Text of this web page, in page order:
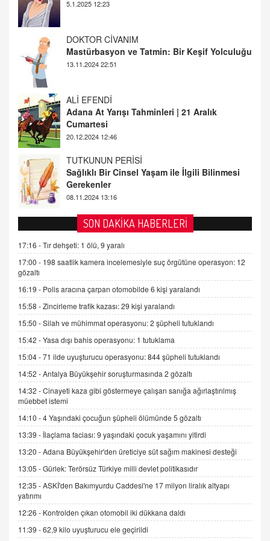
13.11.2024 22:51
ALİ EFENDİ
Adana At Yarışı Tahminleri | 21 Aralık
Cumartesi
TUTKUNUN PERİSİ
Sağlıklı Bir Cinsel Yaşam ile İlgili Bilinmesi
Gerekenler
08.11.2024 13:16
FARUK ÖNALAN
Tezkere Onaylanmasaydı…
2 Kasım 2021 Salı 00:11
AV. DOĞAN CAN DOĞAN
Kişisel verilerin korunması ve dijital hukukun
gelişimi
SEHER EREK
Kış Ayları Geldi, Hangi Önlemler Alınmalı?
9.12.2025 10:11
İNCİ GÜL AKÖL
Trump Keşke Adana'yı da Ziyaret Etse...
06.07.2026 13:00
ADEM AKÖL
Esed Destekçilerinin Yüzüne Vurulan Şamar:
Sednaya
11.12.2024 12:30
DR. EKREM ASLAN
Gerçek Ne, Algı Ne? "Beraber Yürüyoruz"
Cümlesinin Peşinden
GÖNÜL MENEKŞE
Şifacının Yolu
SON DAKİKA HABERLERİ
17:16 -Tır dehşeti: 1 ölü, 9 yaralı
17:00 - 198 saatlik kamera incelemesiyle suç örgütüne operasyon: 12
gözaltı
16:19 - Polis aracına çarpan otomobilde 6 kişi yaralandı
15:58 -Zincirleme trafik kazası: 29 kişi yaralandı
15:50 -Silah ve mühimmat operasyonu: 2 şüpheli tutuklandı
15:42 -Yasa dışı bahis operasyonu: 1 tutuklama
15:04 -71 ilde uyuşturucu operasyonu: 844 şüpheli tutuklandı
14:52 -Antalya Büyükşehir soruşturmasında 2 gözaltı
14:32 -Cinayeti kaza gibi göstermeye çalışan sanığa ağırlaştırılmış
müebbet istemi
14:10 -4 Yaşındaki çocuğun şüpheli ölümünde 5 gözaltı
13:39 - İlaçlama faciası: 9 yaşındaki çocuk yaşamını yitirdi
13:20 -Adana Büyükşehir'den üreticiye süt sağım makinesi desteği
13:05 -Gürlek: Terörsüz Türkiye milli devlet politikasıdır
12:35 -ASKİ'den Bakımyurdu Caddesi'ne 17 milyon liralık altyapı
yatırımı
12:26 - Kontrolden çıkan otomobil iki dükkana daldı
11:39 -62,9 kilo uyuşturucu ele geçirildi